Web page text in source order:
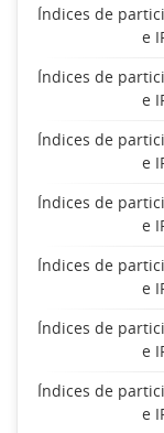
Índices de
e
Índices de
e
Índices de
e
Índices de
e
Índices de
e
Índices de
e
Índices de
e